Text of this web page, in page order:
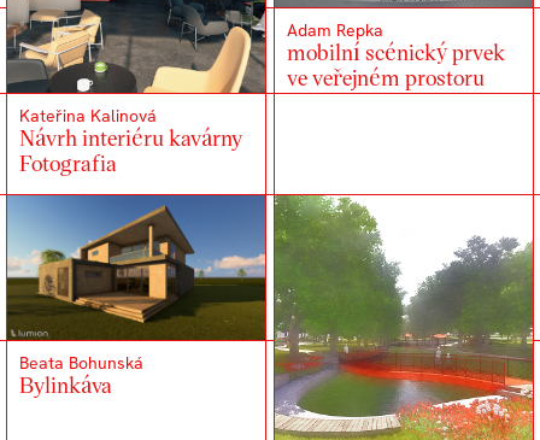
Kateřina Kalinová
Návrh interiéru kavárny
Fotografia
Adam Repka
mobilní scénický prvek
ve veřejném prostoru
Beata Bohunská
Bylinkáva